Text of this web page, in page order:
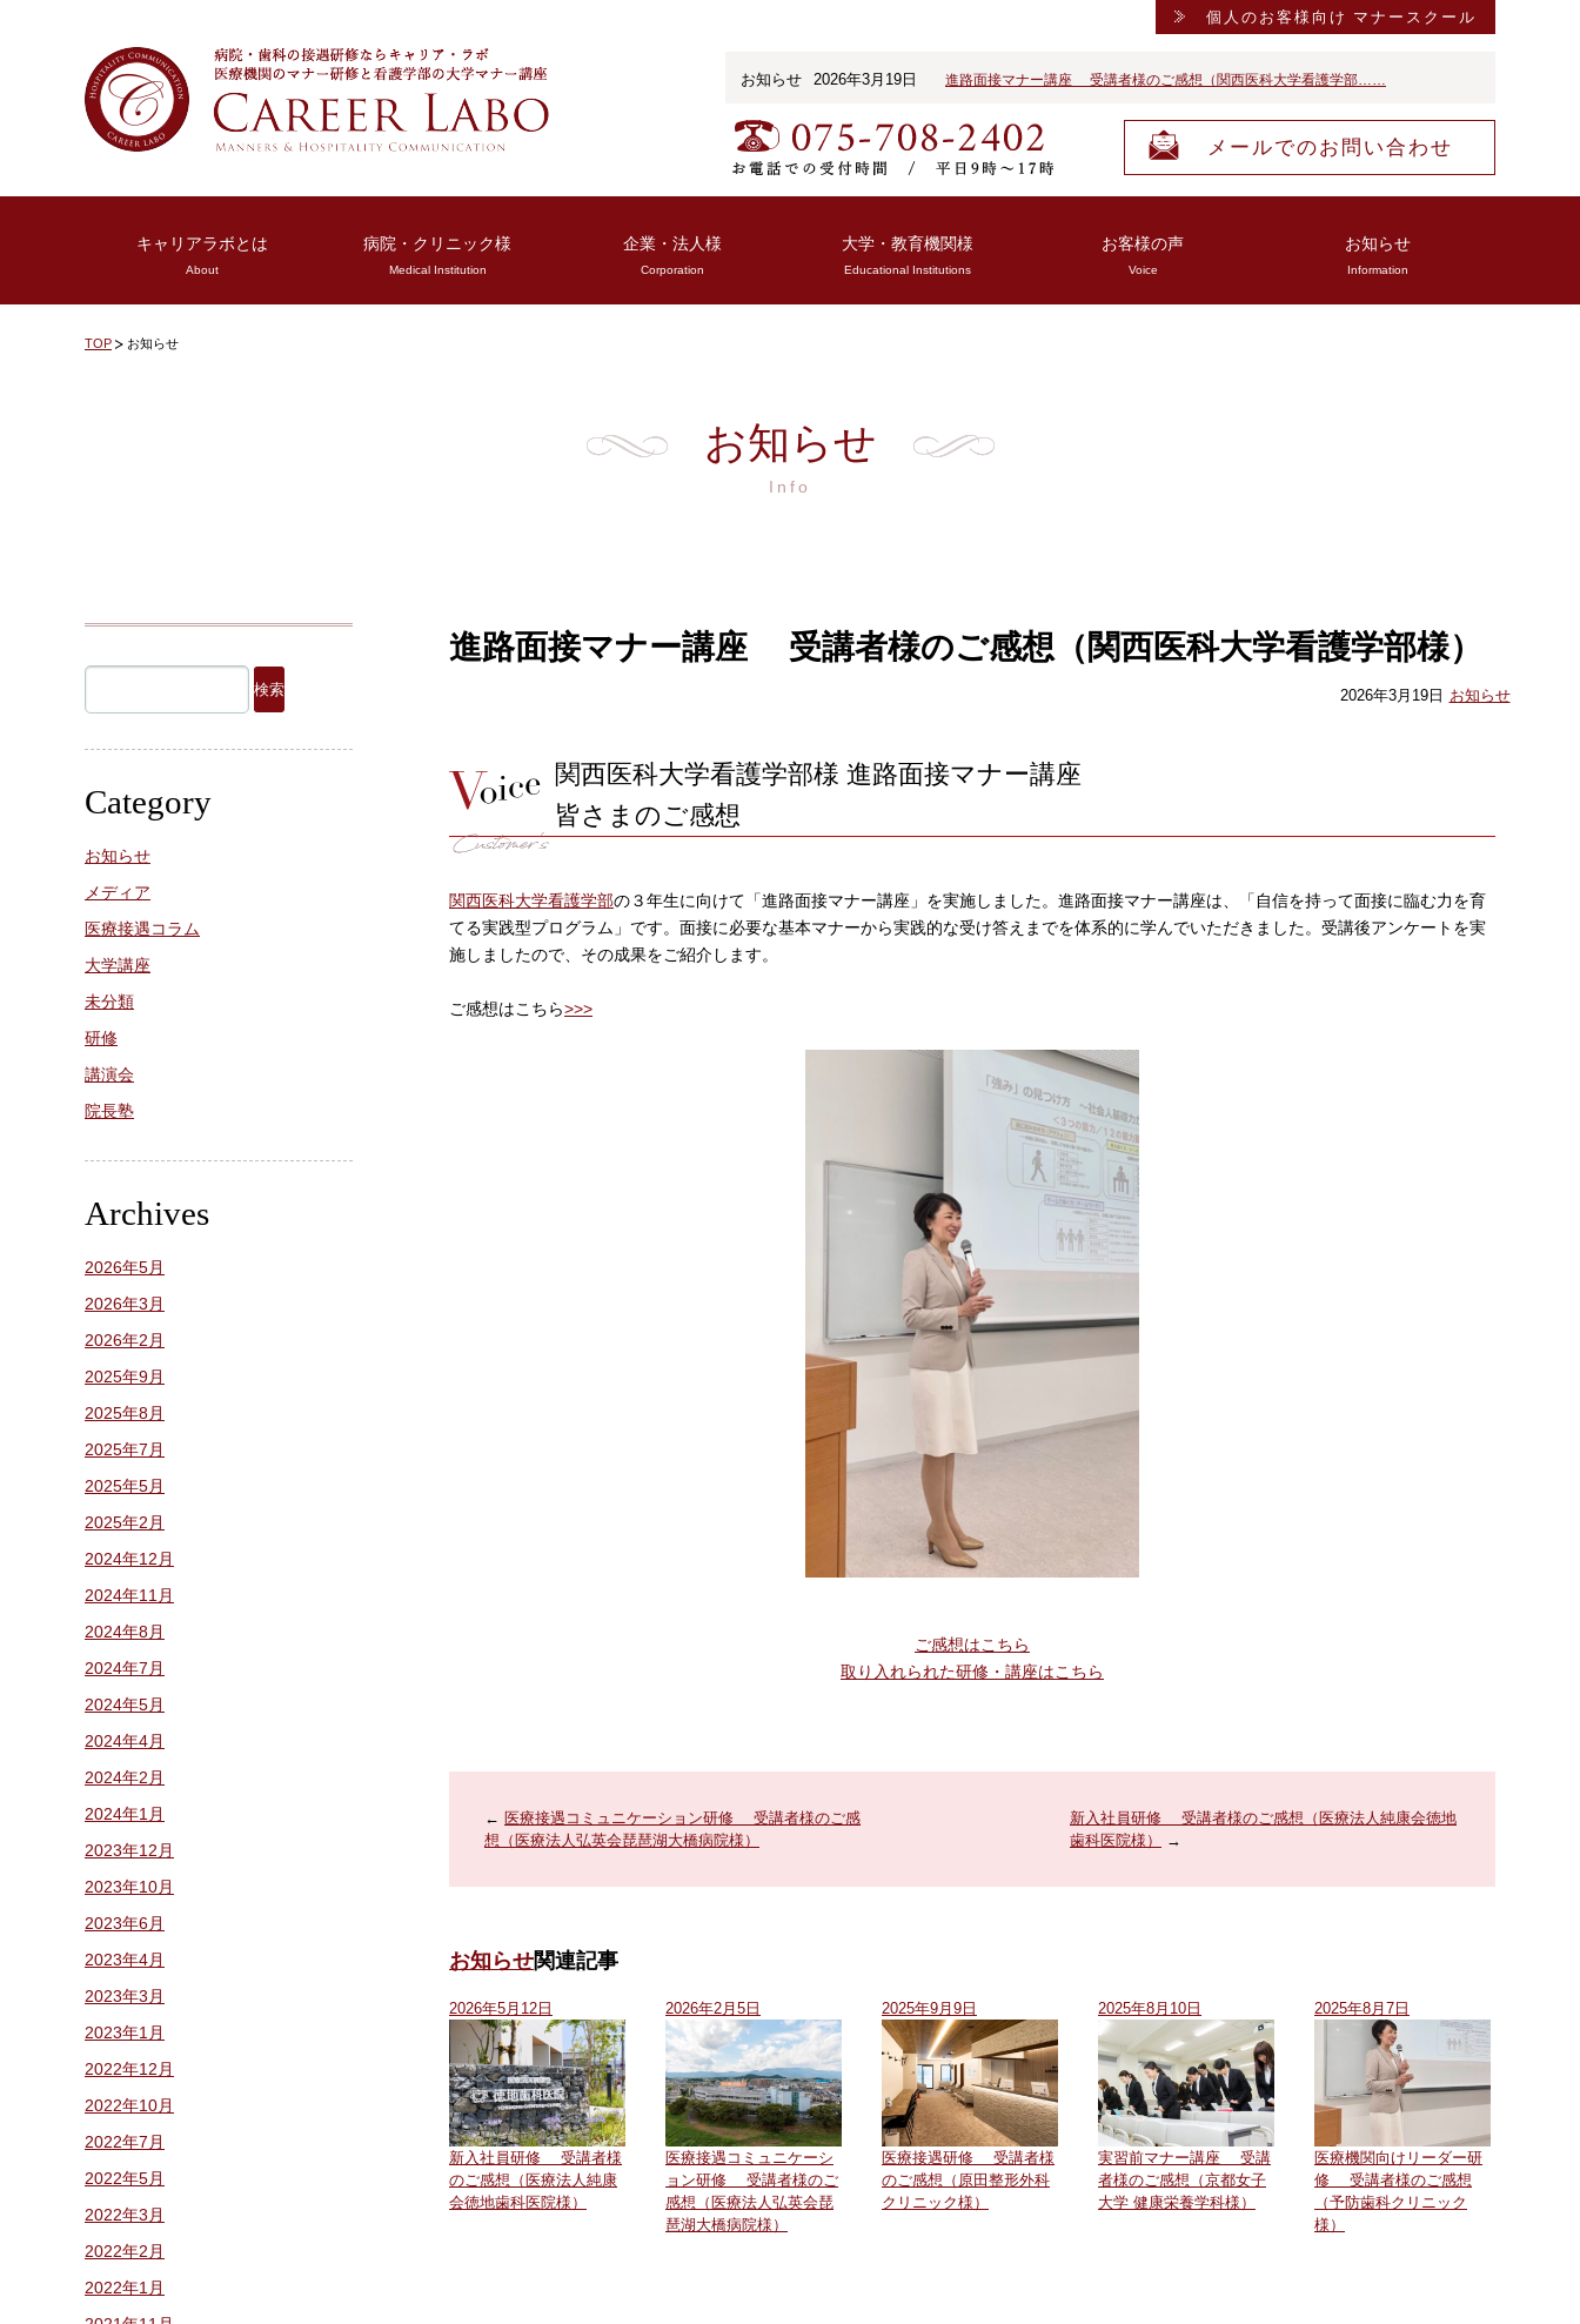
個人のお客様向け マナースクール
お知らせ 2026年3月19日 進路面接マナー講座 受講者様のご感想（関西医科大学看護学部……
メールでのお問い合わせ
キャリアラボとは
About
病院・クリニック様
Medical Institution
企業・法人様
Corporation
大学・教育機関様
Educational Institutions
お客様の声
Voice
お知らせ
Information
TOP お知らせ
お知らせ
Info
進路面接マナー講座 受講者様のご感想（関西医科大学看護学部様）
2026年3月19日 お知らせ
関西医科大学看護学部様 進路面接マナー講座
皆さまのご感想
関西医科大学看護学部の３年生に向けて「進路面接マナー講座」を実施しました。進路面接マナー講座は、「自信を持って面接に臨む力を育
てる実践型プログラム」です。面接に必要な基本マナーから実践的な受け答えまでを体系的に学んでいただきました。受講後アンケートを実
施しましたので、その成果をご紹介します。
ご感想はこちら>>>
ご感想はこちら
取り入れられた研修・講座はこちら
← 医療接遇コミュニケーション研修 受講者様のご感
想（医療法人弘英会琵琶湖大橋病院様）
新入社員研修 受講者様のご感想（医療法人純康会徳地
歯科医院様）
→
お知らせ関連記事
2026年5月12日
新入社員研修 受講者様
のご感想（医療法人純康
会徳地歯科医院様）
2026年2月5日
医療接遇コミュニケーシ
ョン研修 受講者様のご
感想（医療法人弘英会琵
琶湖大橋病院様）
2025年9月9日
医療接遇研修 受講者様
のご感想（原田整形外科
クリニック様）
2025年8月10日
実習前マナー講座 受講
者様のご感想（京都女子
大学 健康栄養学科様）
2025年8月7日
医療機関向けリーダー研
修 受講者様のご感想
（予防歯科クリニック
様）
索:
Category
お知らせ
メディア
医療接遇コラム
大学講座
未分類
研修
講演会
院長塾
Archives
2026年5月
2026年3月
2026年2月
2025年9月
2025年8月
2025年7月
2025年5月
2025年2月
2024年12月
2024年11月
2024年8月
2024年7月
2024年5月
2024年4月
2024年2月
2024年1月
2023年12月
2023年10月
2023年6月
2023年4月
2023年3月
2023年1月
2022年12月
2022年10月
2022年7月
2022年5月
2022年3月
2022年2月
2022年1月